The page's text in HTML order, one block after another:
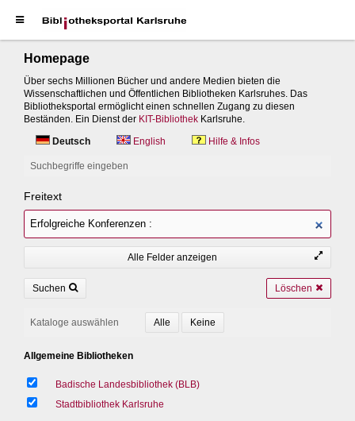
Homepage
Über sechs Millionen Bücher und andere Medien bieten die
Wissenschaftlichen und Öffentlichen Bibliotheken Karlsruhes. Das
Bibliotheksportal ermöglicht einen schnellen Zugang zu diesen
Beständen. Ein Dienst der KIT-Bibliothek Karlsruhe.
Deutsch
English Hilfe & Infos
Suchbegriffe eingeben
Freitext
Alle Felder anzeigen
Suchen Löschen
Kataloge auswählen
Allgemeine Bibliotheken
Badische Landesbibliothek (BLB)
Stadtbibliothek Karlsruhe